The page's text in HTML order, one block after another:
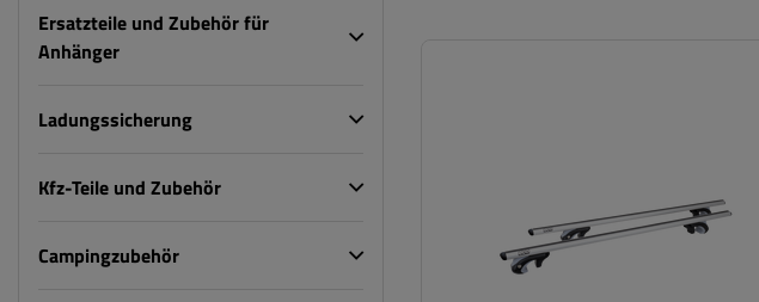
Ersatzteile und Zubehör für
Anhänger
Ladungssicherung
Kfz-Teile und Zubehör
Campingzubehör